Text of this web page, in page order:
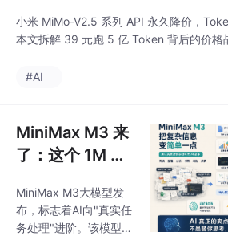
程而非任务本身。相比
之下，轻量级的Grill Me
在关键节点进行质疑性
力不足的模型需要Supe
小米 MiMo-V2.5 系列 API 永久降价，
本文拆解 39 元跑 5 亿 Token 背后的价格
#AI
MiniMax M3 来
了：这个 1M 长
正在把 AI 从“会
聊天”推向“会办
MiniMax M3大模型发
布，标志着AI向"真实任
务处理"进阶。该模型核